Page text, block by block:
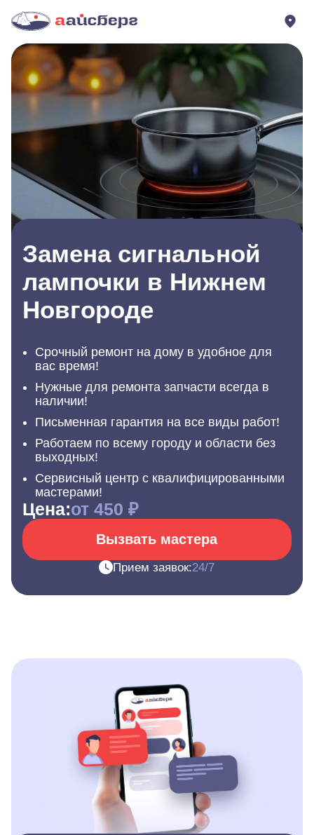
Замена сигнальной
лампочки в Нижнем
Новгороде
Срочный ремонт на дому в удобное для
вас время!
Нужные для ремонта запчасти всегда в
наличии!
Письменная гарантия на все виды работ!
Работаем по всему городу и области без
выходных!
Сервисный центр с квалифицированными
мастерами!
Цена:от 450 ₽
Вызвать мастера
Прием заявок:24/7